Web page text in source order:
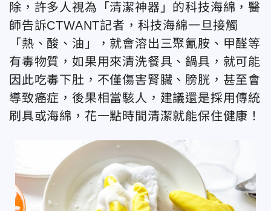
除，許多人視為「清潔神器」的科技海綿，醫
師告訴CTWANT記者，科技海綿一旦接觸
「熱、酸、油」，就會溶出三聚氰胺、甲醛等
有毒物質，如果用來清洗餐具、鍋具，就可能
因此吃毒下肚，不僅傷害腎臟、膀胱，甚至會
導致癌症，後果相當駭人，建議還是採用傳統
刷具或海綿，花一點時間清潔就能保住健康！